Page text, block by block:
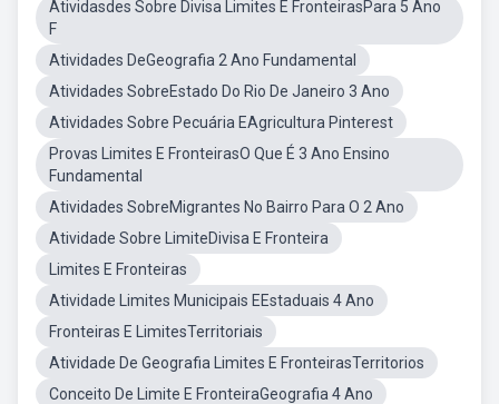
Atividasdes Sobre Divisa Limites E FronteirasPara 5 Ano
F
Atividades DeGeografia 2 Ano Fundamental
Atividades SobreEstado Do Rio De Janeiro 3 Ano
Atividades Sobre Pecuária EAgricultura Pinterest
Provas Limites E FronteirasO Que É 3 Ano Ensino
Fundamental
Atividades SobreMigrantes No Bairro Para O 2 Ano
Atividade Sobre LimiteDivisa E Fronteira
Limites E Fronteiras
Atividade Limites Municipais EEstaduais 4 Ano
Fronteiras E LimitesTerritoriais
Atividade De Geografia Limites E FronteirasTerritorios
Conceito De Limite E FronteiraGeografia 4 Ano